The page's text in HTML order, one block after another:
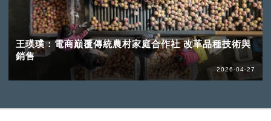
王瑛璞：電商巔覆傳統農村家庭合作社 改革品種技術與
銷售
2026-04-27